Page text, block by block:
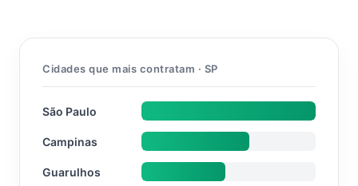
Cidades que mais contratam · SP
São Paulo
Campinas
Guarulhos